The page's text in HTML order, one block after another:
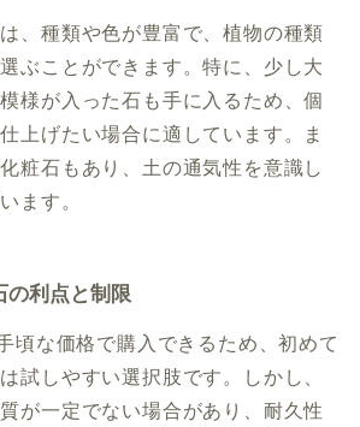
、種類や色が豊富で、植物の種類
ぶことができます。特に、少し大
様が入った石も手に入るため、個
上げたい場合に適しています。ま
粧石もあり、土の通気性を意識し
ます。
の利点と制限
頃な価格で購入できるため、初めて
試しやすい選択肢です。しかし、
が一定でない場合があり、耐久性